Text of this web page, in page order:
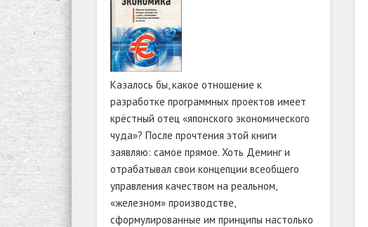
Казалось бы, какое отношение к
разработке программных проектов имеет
крёстный отец «японского экономического
чуда»? После прочтения этой книги
заявляю: самое прямое. Хоть Деминг и
отрабатывал свои концепции всеобщего
управления качеством на реальном,
«железном» производстве,
сформулированные им принципы настолько